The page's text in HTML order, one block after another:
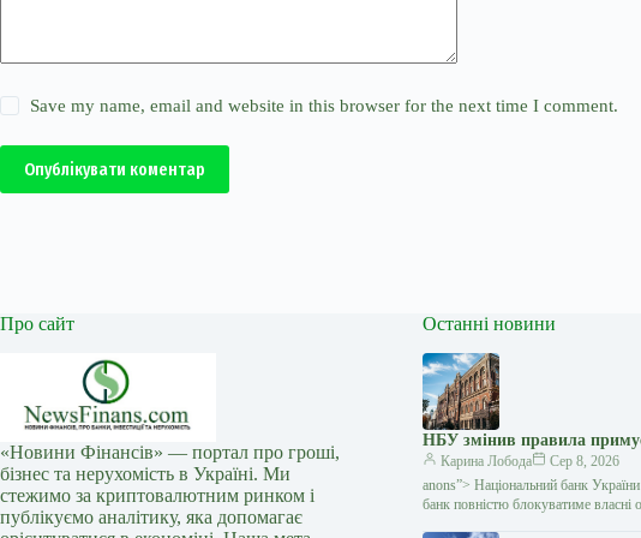
Save my name, email and website in this browser for the next time I comment.
Опублікувати коментар
Про сайт
«Новини Фінансів» — портал про гроші,
бізнес та нерухомість в Україні. Ми
стежимо за криптовалютним ринком і
публікуємо аналітику, яка допомагає
Останні новини
НБУ змінив правила
Карина Лобода
Сер 8, 2026
anons”> Національний банк
банк повністю блокуватиме власні